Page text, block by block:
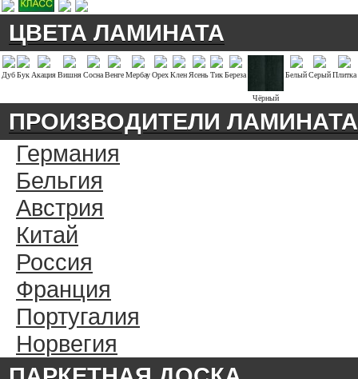
ЦВЕТА ЛАМИНАТА
ДубБук АкацияВишняСоснаВенгеМербауОрехКлен ЯсеньТикБереза
Чёрный
БелыйСерыйПлитка
ПРОИЗВОДИТЕЛИ ЛАМИНАТА
Германия
Бельгия
Австрия
Китай
Россия
Франция
Португалия
Норвегия